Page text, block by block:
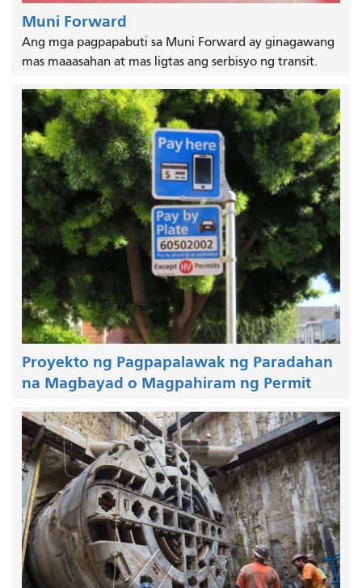
Muni Forward
Ang mga pagpapabuti sa Muni Forward ay ginagawang
mas maaasahan at mas ligtas ang serbisyo ng transit.
Proyekto ng Pagpapalawak ng Paradahan
na Magbayad o Magpahiram ng Permit